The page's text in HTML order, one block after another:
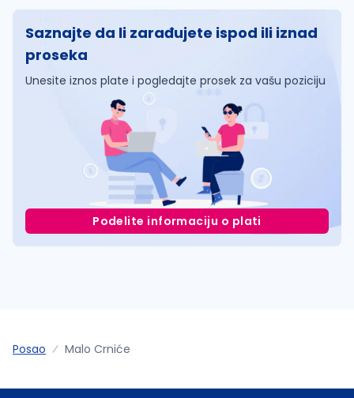
Saznajte da li zarađujete ispod ili iznad
proseka
Unesite iznos plate i pogledajte prosek za vašu poziciju
Podelite informaciju o plati
Posao Malo Crniće